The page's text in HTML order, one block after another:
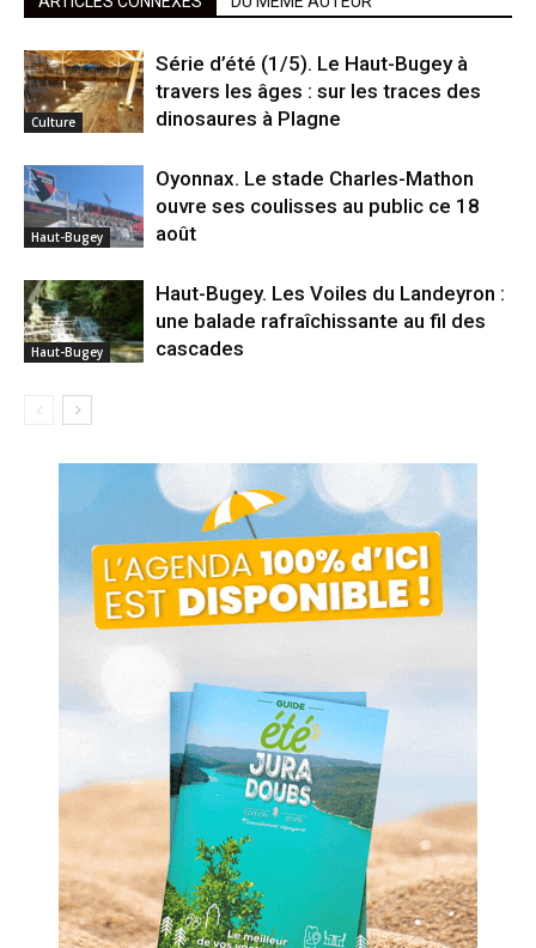
Culture
Série d’été (1/5). Le Haut-Bugey à
travers les âges : sur les traces des
dinosaures à Plagne
Haut-Bugey
Oyonnax. Le stade Charles-Mathon
ouvre ses coulisses au public ce 18
août
Haut-Bugey
Haut-Bugey. Les Voiles du Landeyron :
une balade rafraîchissante au fil des
cascades